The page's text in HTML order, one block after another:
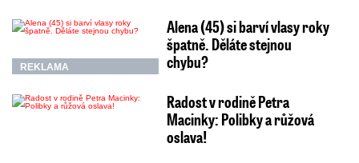
REKLAMA
Alena (45) si barví vlasy roky
špatně. Děláte stejnou
chybu?
Radost v rodině Petra
Macinky: Polibky a růžová
oslava!